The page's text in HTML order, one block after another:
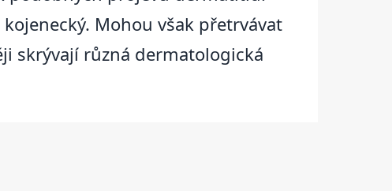
Mohou však přetrvávat
skrývají různá dermatologická